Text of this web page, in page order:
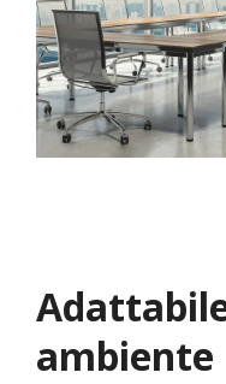
ambiente